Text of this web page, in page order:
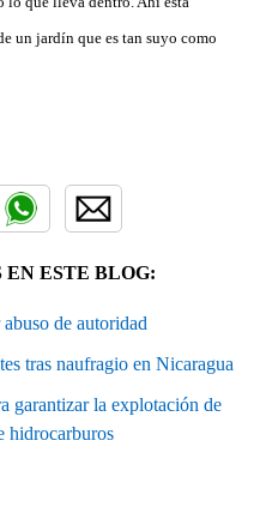
un jardín que es tan suyo como
EN ESTE BLOG:
de autoridad
tras naufragio en Nicaragua
garantizar la explotación de
hidrocarburos